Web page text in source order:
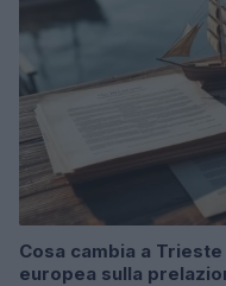
Cosa cambia a
europea sulla